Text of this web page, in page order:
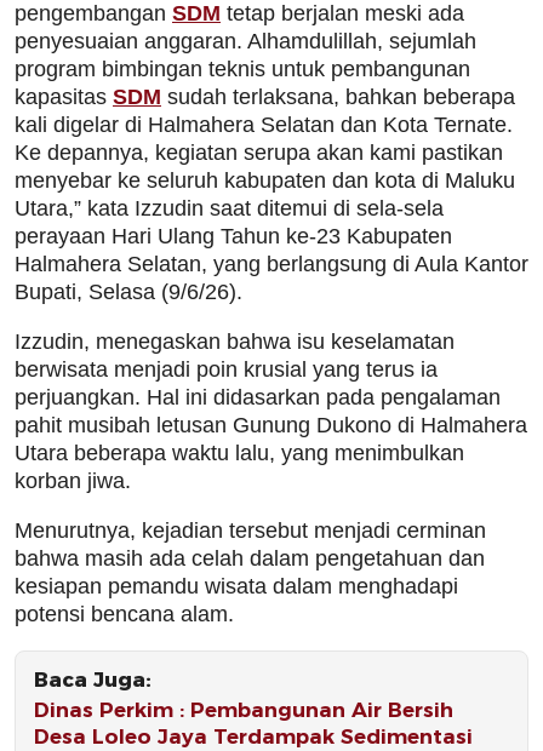
pengembangan SDM tetap berjalan meski ada
penyesuaian anggaran. Alhamdulillah, sejumlah
program bimbingan teknis untuk pembangunan
kapasitas SDM sudah terlaksana, bahkan beberapa
kali digelar di Halmahera Selatan dan Kota Ternate.
Ke depannya, kegiatan serupa akan kami pastikan
menyebar ke seluruh kabupaten dan kota di Maluku
Utara,” kata Izzudin saat ditemui di sela-sela
perayaan Hari Ulang Tahun ke-23 Kabupaten
Halmahera Selatan, yang berlangsung di Aula Kantor
Bupati, Selasa (9/6/26).
Izzudin, menegaskan bahwa isu keselamatan
berwisata menjadi poin krusial yang terus ia
perjuangkan. Hal ini didasarkan pada pengalaman
pahit musibah letusan Gunung Dukono di Halmahera
Utara beberapa waktu lalu, yang menimbulkan
korban jiwa.
Menurutnya, kejadian tersebut menjadi cerminan
bahwa masih ada celah dalam pengetahuan dan
kesiapan pemandu wisata dalam menghadapi
potensi bencana alam.
Baca Juga:
Dinas Perkim : Pembangunan Air Bersih
Desa Loleo Jaya Terdampak Sedimentasi